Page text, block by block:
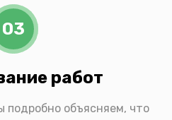
03
работ
подробно объясняем, что